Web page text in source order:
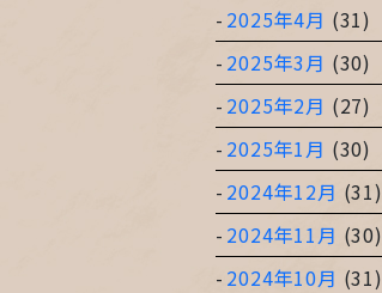
2025年4月 (31)
2025年3月 (30)
2025年2月 (27)
2025年1月 (30)
2024年12月 (31)
2024年11月 (30)
2024年10月 (31)